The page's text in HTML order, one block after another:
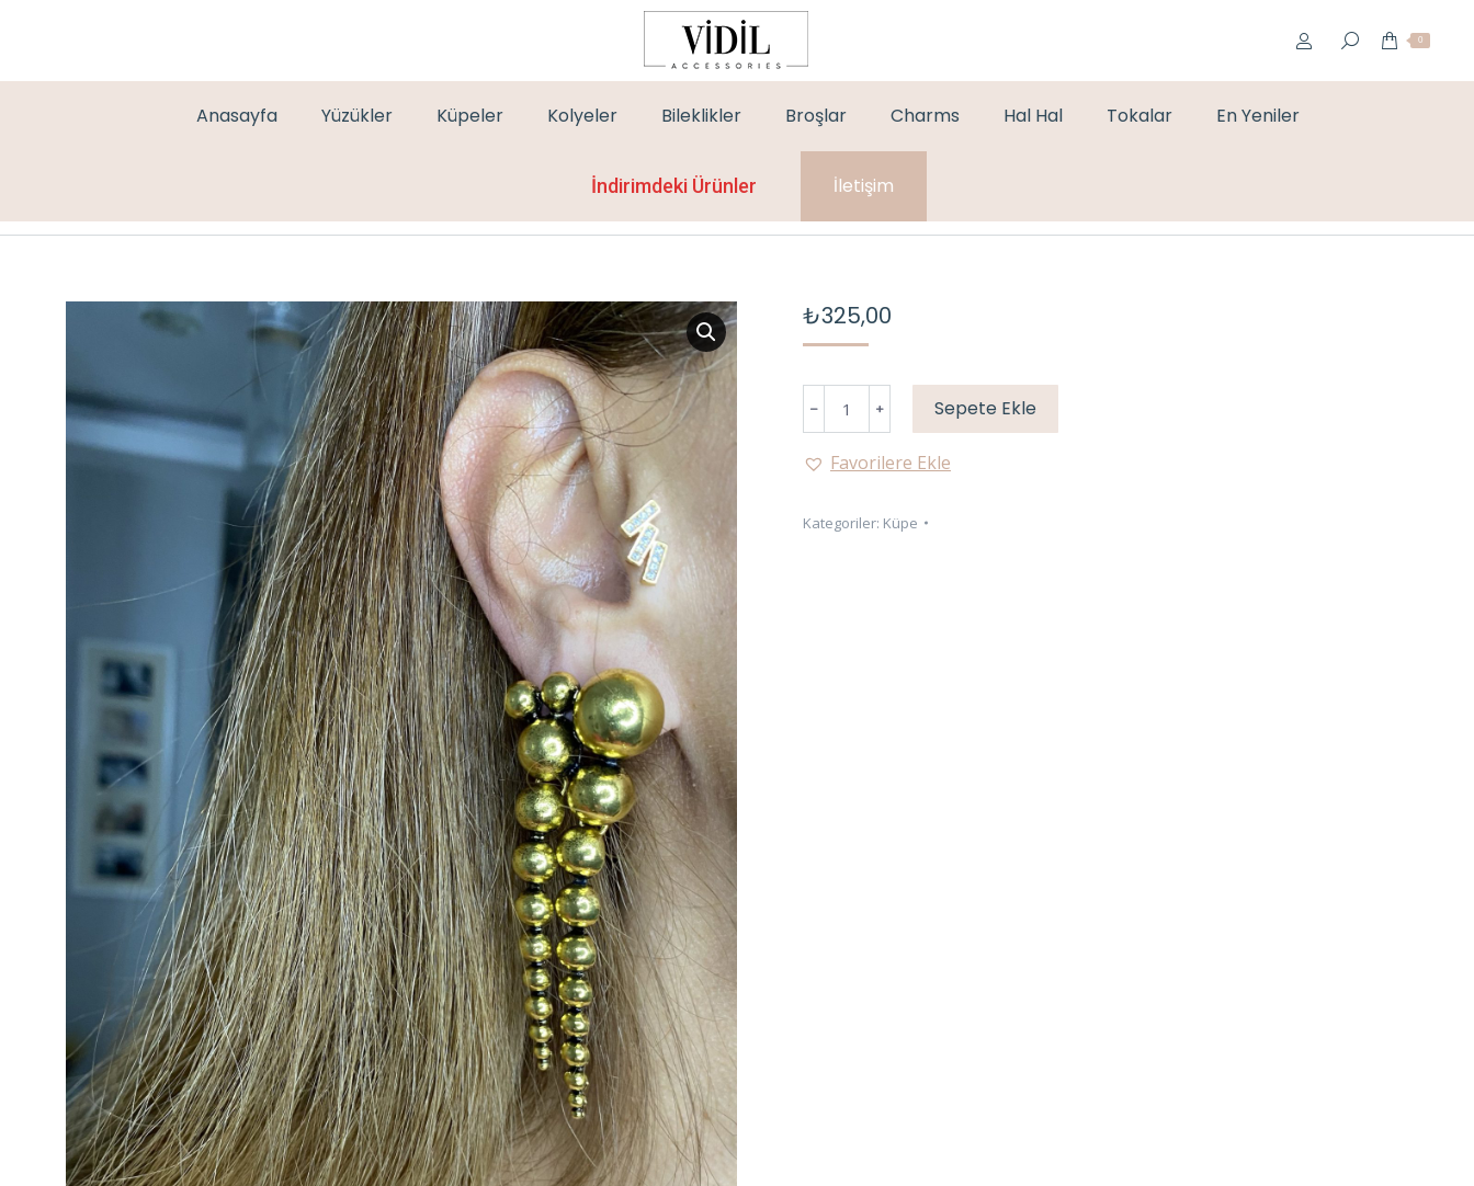
0
Anasayfa Yüzükler Küpeler Kolyeler Bileklikler Broşlar Charms Hal Hal Tokalar En Yeniler
İndirimdeki Ürünler İletişim
₺325,00
PİRAMİT
adet
Sepete Ekle
Favorilere Ekle
Kategoriler: Küpe